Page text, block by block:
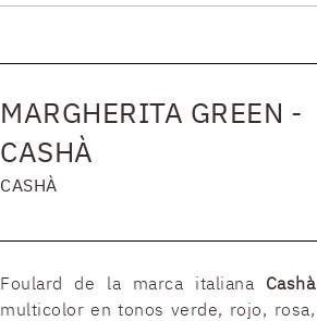
MARGHERITA GREEN -
CASHÀ
CASHÀ
Foulard de la marca italiana Cashà
multicolor en tonos verde, rojo,